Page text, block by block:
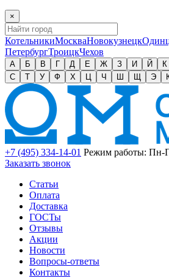
×
КотельникиМоскваНовокузнецк
ПетербургТроицкЧехов
А Б В Г Д Е Ж З И Й К
С
Т У Ф Х Ц Ч Ш Щ Э
+7 (495) 334-14-01 Режим работы: Пн-
Заказать звонок
Статьи
Оплата
Доставка
ГОСТы
Отзывы
Акции
Новости
Вопросы-ответы
Контакты